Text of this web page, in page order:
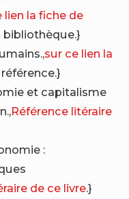
lien la fiche de
bibliothèque.}
sur ce lien la
et capitalisme
Référence litéraire
:
de ce livre.}